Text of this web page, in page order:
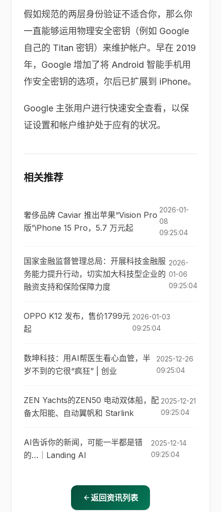
假如规范的两层身份验证不适合你，那么你
一直能够运用物理安全密钥（例如 Google
自己的 Titan 密钥）来维护帐户。早在 2019
年，Google 增加了将 Android 智能手机用
作安全密钥的选项，尔后已扩展到 iPhone。
Google 主张用户进行快速安全查看，以保
证设置和帐户维护处于应有的状况。
相关推荐
奢侈品牌 Caviar 推出苹果“Vision Pro
版”iPhone 15 Pro，5.7 万元起
2026-01-
08
09:25:04
国家金融监督管理总局：开展科技金融服
务能力提升行动，切实加大科技型企业的
融资支持和保险保障力度
2026-
01-06
09:25:04
OPPO K12 发布，售价1799元
起
2026-01-03
09:25:04
数坤科技：用AI帮医生看心血管，半
岁不到的它很“疯狂” | 创业
2025-12-26
09:25:04
ZEN Yachts的ZEN50 电动双体船，配
备太阳能、自动翼帆和 Starlink
2025-12-21
09:25:04
AI告诉你的新闻，可能一半都是错
的…｜Landing AI
2025-12-14
09:25:04
返回资讯列表